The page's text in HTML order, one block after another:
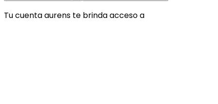
Tu cuentaaurens te brinda acceso a